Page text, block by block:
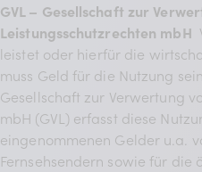
GVL – Gesellschaft zur
Leistungsschutzrechten mbH
leistet oder hierfür die
muss Geld für die Nutzung
Gesellschaft zur Verwertung
mbH (GVL) erfasst diese
eingenommenen Gelder u.a.
Fernsehsendern sowie für die